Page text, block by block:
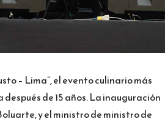
– Lima”, el evento culinario más
de 15 años. La inauguración
y el ministro de ministro de